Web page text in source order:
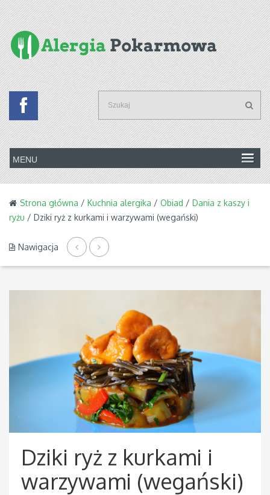
Strona główna / Kuchnia alergika / Obiad / Dania z kaszy i
ryżu / Dziki ryż z kurkami i warzywami (wegański)
Nawigacja
Dziki ryż z kurkami i
warzywami (wegański)